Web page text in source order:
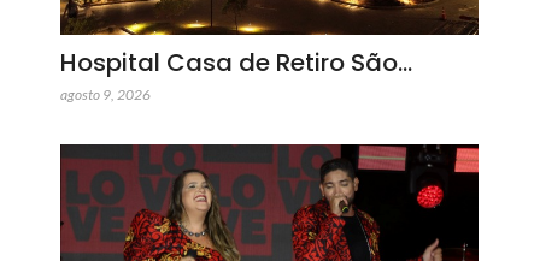
Hospital Casa de Retiro São…
agosto 9, 2026